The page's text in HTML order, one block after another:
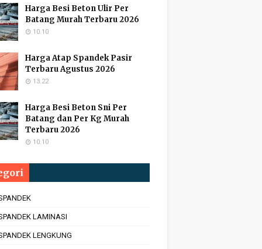
Harga Besi Beton Ulir Per
Batang Murah Terbaru 2026
10.10
Harga Atap Spandek Pasir
Terbaru Agustus 2026
13.22
Harga Besi Beton Sni Per
Batang dan Per Kg Murah
Terbaru 2026
10.10
LAMINASI
LENGKUNG